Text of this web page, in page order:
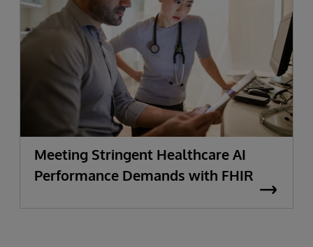
Meeting Stringent Healthcare AI
Performance Demands with FHIR